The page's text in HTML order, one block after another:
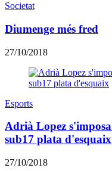
Societat
Diumenge més fred
27/10/2018
Esports
Adrià Lopez
sub17 plata d'esquaix
27/10/2018